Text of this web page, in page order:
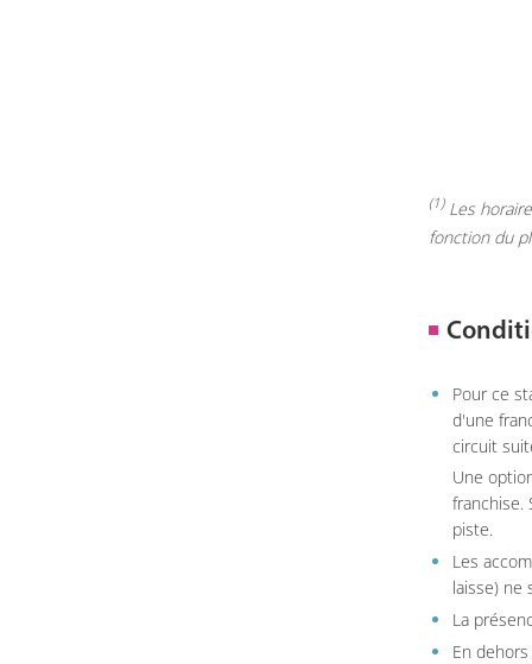
(1)Les
fonction du
Pour ce
d'une
circuit
Une
franchise.
piste.
Les
laisse) ne
La
En